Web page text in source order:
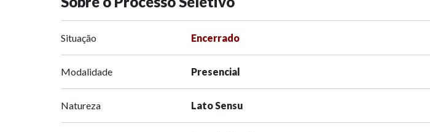
Situação Encerrado
Modalidade Presencial
Natureza Lato Sensu